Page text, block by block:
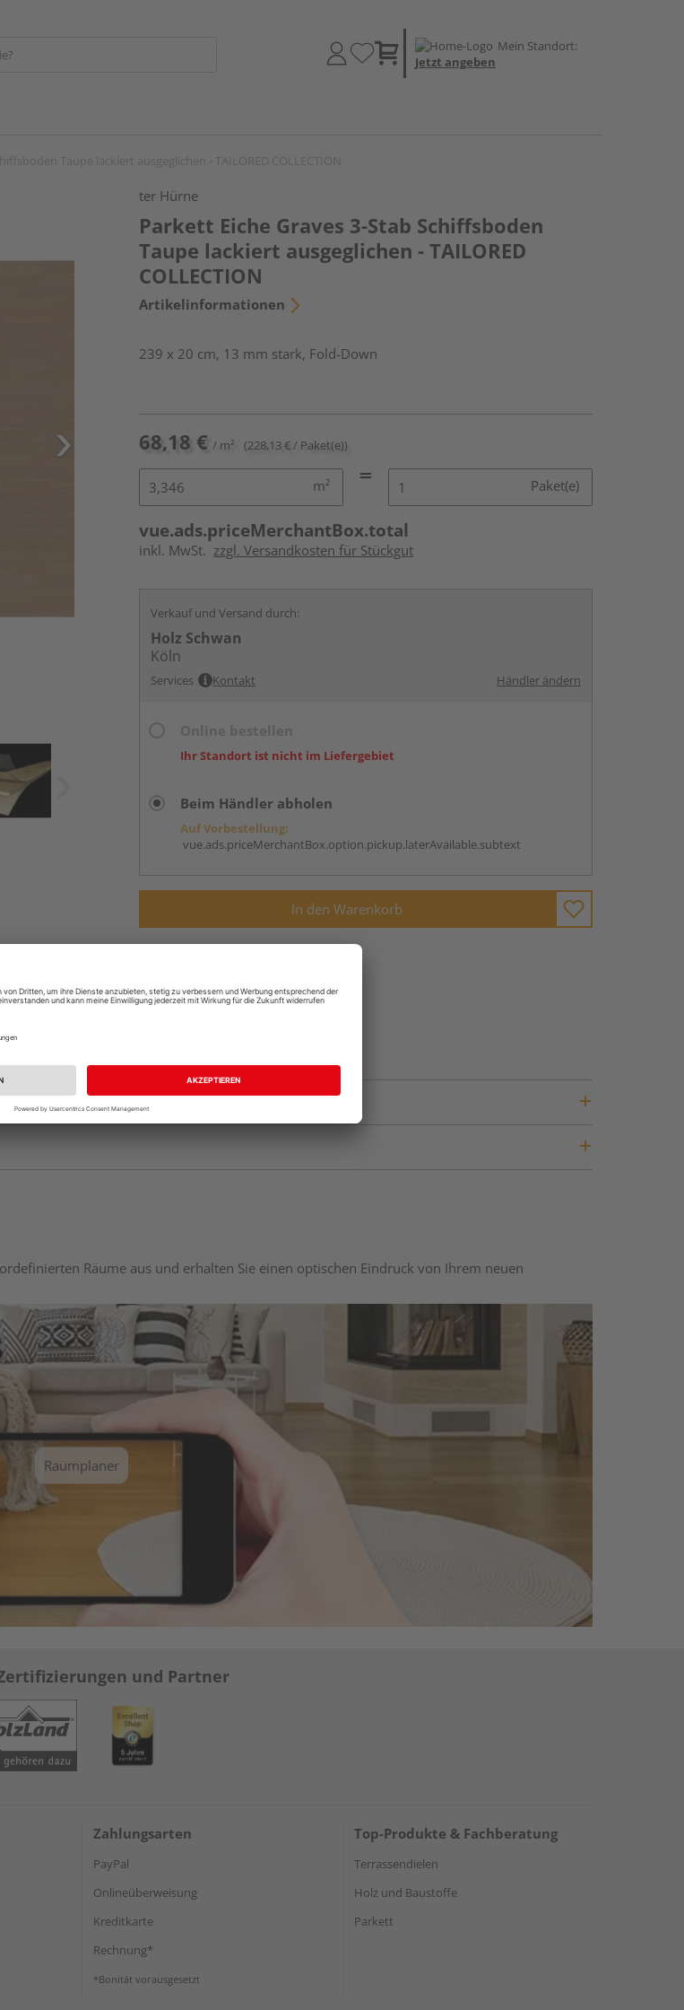
Mein Standort:
Jetzt angeben
ter Hürne
Parkett Eiche Graves 3-Stab Schiffsboden
Taupe lackiert ausgeglichen - TAILORED
COLLECTION
Artikelinformationen
239 x 20 cm, 13 mm stark, Fold-Down
68,18 € / m² (228,13 € / Paket(e))
m² Paket(e)
vue.ads.priceMerchantBox.total
inkl. MwSt. zzgl. Versandkosten für Stückgut
Verkauf und Versand durch:
Holz Schwan
Köln
Services Kontakt Händler ändern
Ihr Standort ist nicht im Liefergebiet
Beim Händler abholen
Auf Vorbestellung:
vue.ads.priceMerchantBox.option.pickup.laterAvailable.subtext
In den Warenkorb
Räume aus und erhalten Sie einen optischen Eindruck von Ihrem neuen
Raumplaner
und Partner
Zahlungsarten
PayPal
Onlineüberweisung
Kreditkarte
Rechnung*
*Bonität vorausgesetzt
Top-Produkte & Fachberatung
Terrassendielen
Holz und Baustoffe
Parkett